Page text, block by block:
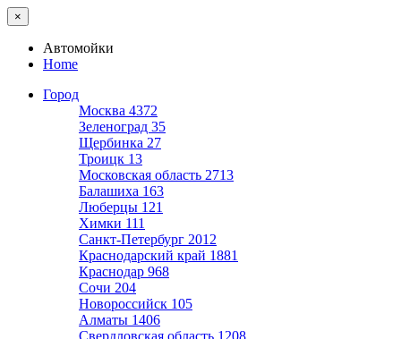
×
Автомойки
Home
Город
Москва 4372
Зеленоград 35
Щербинка 27
Троицк 13
Московская область 2713
Балашиха 163
Люберцы 121
Химки 111
Санкт-Петербург 2012
Краснодарский край 1881
Краснодар 968
Сочи 204
Новороссийск 105
Алматы 1406
Свердловская область 1208